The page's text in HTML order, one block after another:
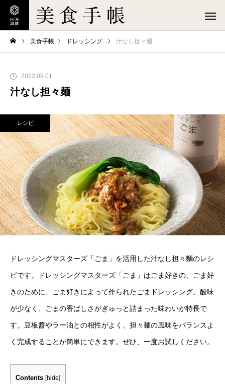
美食手帳 ドレッシング 汁なし担々麺
2022.09.01
汁なし担々麺
レシピ
ドレッシングマスターズ「ごま」を活用した汁なし担々麵のレシ
ピです。ドレッシングマスターズ「ごま」はごま好きの、ごま好
きのために、ごま好きによって作られたごまドレッシング。酸味
が少なく、ごまの香ばしさがぎゅっと詰まった味わいが特長で
す。豆板醬やラー油との相性がよく、担々麺の風味をバランスよ
く完成することが簡単にできます。ぜひ、一度お試しください。
Contents [hide]